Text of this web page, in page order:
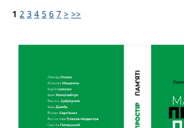
1 2 3 4 5 6 7 > >>